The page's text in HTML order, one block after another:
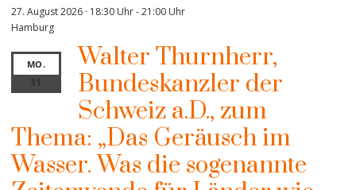
27. August 2026 · 18:30 Uhr-21:00 Uhr
Hamburg
MO.
31
Walter Thurnherr,
Bundeskanzler der
Schweiz a.D., zum
Thema: „Das Geräusch im
Wasser. Was die sogenannte